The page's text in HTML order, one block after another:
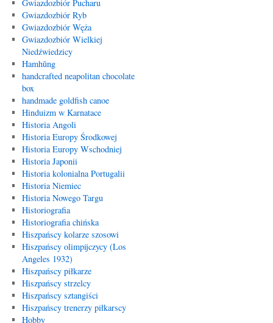
Gwiazdozbiór Pucharu
Gwiazdozbiór Ryb
Gwiazdozbiór Węża
Gwiazdozbiór Wielkiej
Niedźwiedzicy
Hamhŭng
handcrafted neapolitan chocolate
box
handmade goldfish canoe
Hinduizm w Karnatace
Historia Angoli
Historia Europy Środkowej
Historia Europy Wschodniej
Historia Japonii
Historia kolonialna Portugalii
Historia Niemiec
Historia Nowego Targu
Historiografia
Historiografia chińska
Hiszpańscy kolarze szosowi
Hiszpańscy olimpijczycy (Los
Angeles 1932)
Hiszpańscy piłkarze
Hiszpańscy strzelcy
Hiszpańscy sztangiści
Hiszpańscy trenerzy piłkarscy
Hobby